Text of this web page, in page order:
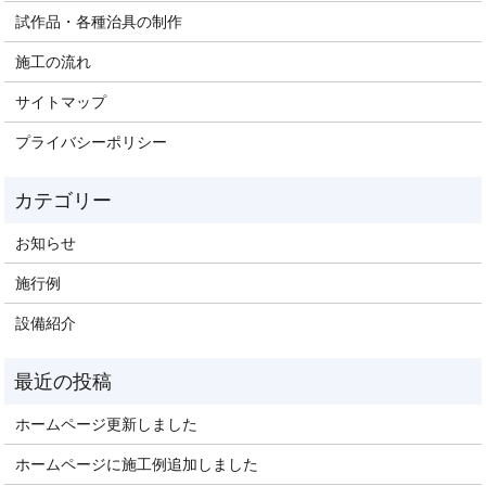
試作品・各種治具の制作
施工の流れ
サイトマップ
プライバシーポリシー
お知らせ
施行例
設備紹介
ホームページ更新しました
ホームページに施工例追加しました